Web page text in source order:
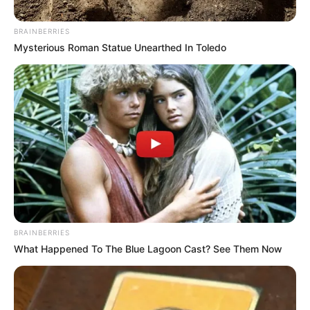
Suministrada
capturado con tv
Por:Tatty Umaña G.
Julio 17, 2025
BRAINBERRIES
Mysterious Roman Statue Unearthed In Toledo
BRAINBERRIES
What Happened To The Blue Lagoon Cast? See Them Now